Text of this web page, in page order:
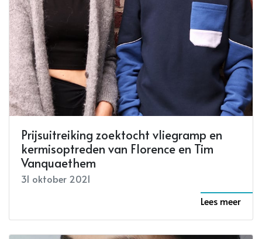
Prijsuitreiking zoektocht vliegramp en
kermisoptreden van Florence en Tim
Vanquaethem
31 oktober 2021
Lees meer